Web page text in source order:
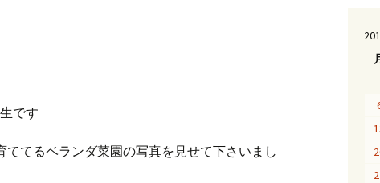
です
てるベランダ菜園の写真を見せて下さいまし